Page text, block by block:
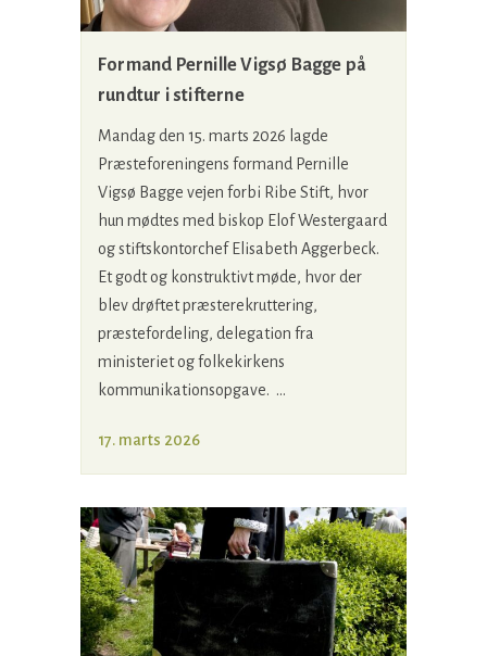
Formand Pernille Vigsø Bagge på
rundtur i stifterne
Mandag den 15. marts 2026 lagde
Præsteforeningens formand Pernille
Vigsø Bagge vejen forbi Ribe Stift, hvor
hun mødtes med biskop Elof Westergaard
og stiftskontorchef Elisabeth Aggerbeck.
Et godt og konstruktivt møde, hvor der
blev drøftet præsterekruttering,
præstefordeling, delegation fra
ministeriet og folkekirkens
kommunikationsopgave. ...
17. marts 2026